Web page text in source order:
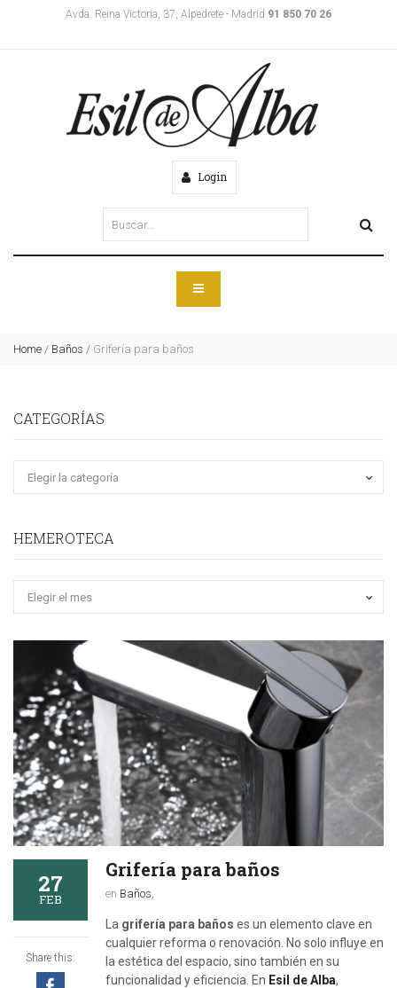
Avda. Reina Victoria, 37, Alpedrete - Madrid 91 850 70 26
Login
Home / Baños / Grifería para baños
CATEGORÍAS
HEMEROTECA
27
FEB
Share this:
Grifería para baños
en Baños
La grifería para baños es un elemento clave en
cualquier reforma o renovación. No solo influye en
la estética del espacio, sino también en su
funcionalidad y eficiencia. En Esil de Alba,